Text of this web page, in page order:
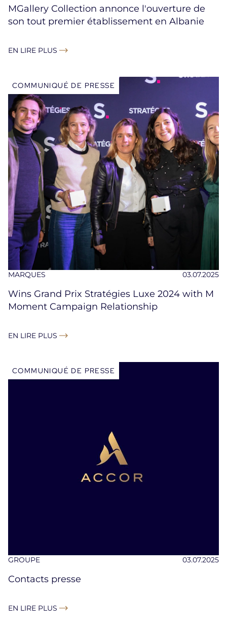
MGallery Collection annonce l'ouverture de
son tout premier établissement en Albanie
EN LIRE PLUS
MARQUES 03.07.2025
Wins Grand Prix Stratégies Luxe 2024 with M
Moment Campaign Relationship
EN LIRE PLUS
COMMUNIQUÉ DE PRESSE
GROUPE 03.07.2025
Contacts presse
EN LIRE PLUS
COMMUNIQUÉ DE PRESSE